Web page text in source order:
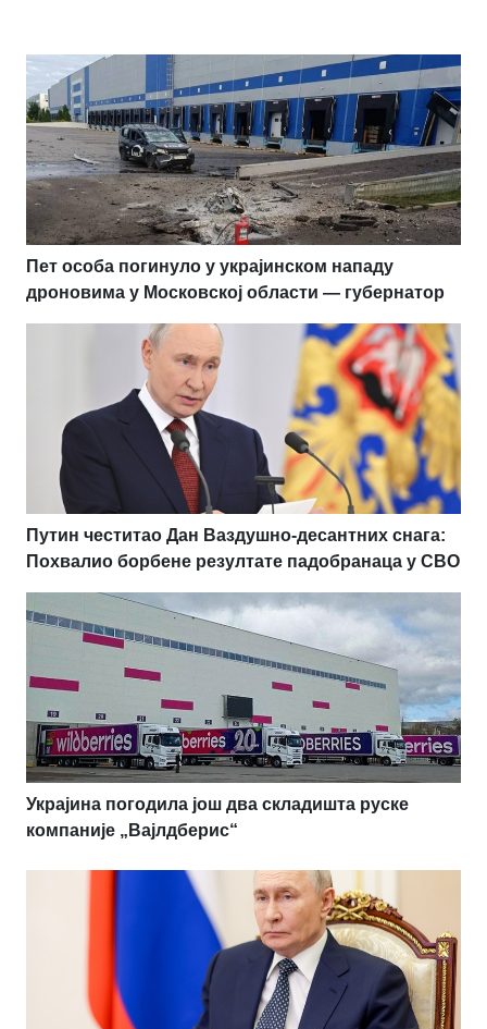
Пет особа погинуло у украјинском нападу
дроновима у Московској области — губернатор
Путин честитао Дан Ваздушно-десантних снага:
Похвалио борбене резултате падобранаца у СВО
Украјина погодила још два складишта руске
компаније „Вајлдберис“